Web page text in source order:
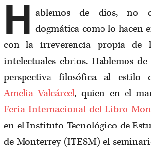
H
ablemos de dios, no
dogmática como lo hacen
con la irreverencia propia de
intelectuales ebrios. Hablemos
perspectiva filosófica al estilo
Amelia Valcárcel, quien en el
Feria Internacional del Libro
en el Instituto Tecnológico de
de Monterrey (ITESM) el